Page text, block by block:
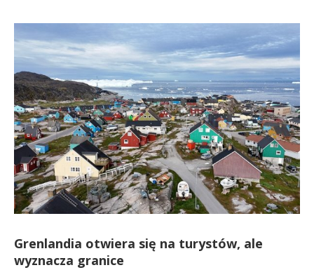
Grenlandia otwiera się na turystów, ale
wyznacza granice